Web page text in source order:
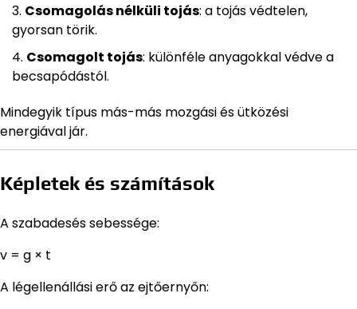
Csomagolás nélküli tojás: a tojás védtelen,
gyorsan törik.
Csomagolt tojás: különféle anyagokkal védve a
becsapódástól.
Mindegyik típus más-más mozgási és ütközési
energiával jár.
Képletek és számítások
A szabadesés sebessége:
v = g × t
A légellenállási erő az ejtőernyőn: